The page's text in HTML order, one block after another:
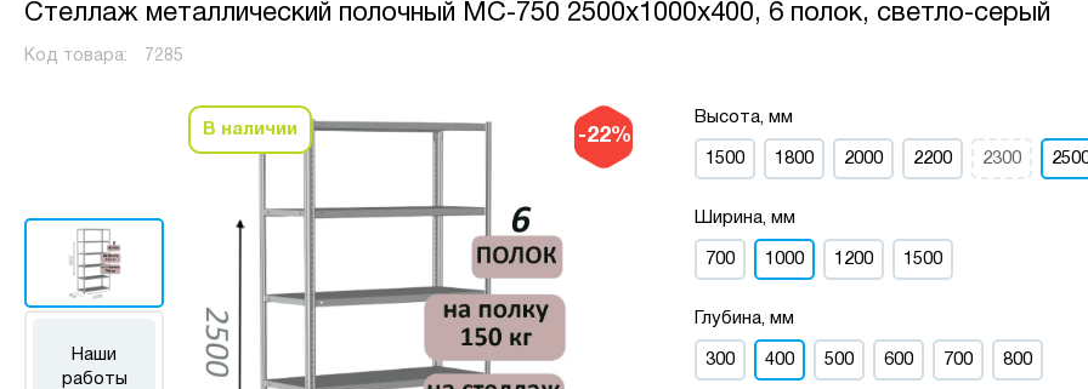
Стеллаж металлический полочный МС-750 2500х1000х400, 6 полок, светло-серый
Код товара: 7285
-22%
Наши
работы
В наличии
Высота, мм
1500 1800 2000 2200 2300
Ширина, мм
700 1000 1200 1500
Глубина, мм
300 400 500 600 700 800